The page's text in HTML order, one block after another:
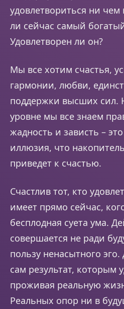
удовлетвориться ни чем
ли сейчас самый
Удовлетворен ли он?
Мы все хотим счастья,
гармонии, любви,
поддержки высших сил.
уровне мы все знаем
жадность и зависть –
иллюзия, что
приведет к счастью.
Счастлив тот, кто
имеет прямо сейчас,
бесплодная суета ума.
совершается не ради
пользу ненасытного
сам результат, которым
проживая реальную
Реальных опор ни в